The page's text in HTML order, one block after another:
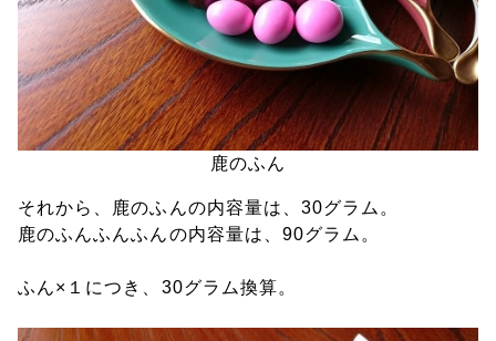
鹿のふん
それから、鹿のふんの内容量は、30グラム。
鹿のふんふんふんの内容量は、90グラム。
ふん×１につき、30グラム換算。